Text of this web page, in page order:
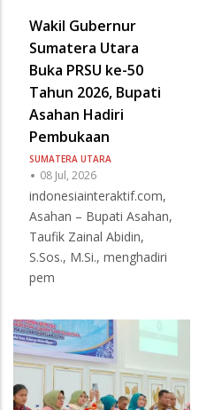
Wakil Gubernur
Sumatera Utara
Buka PRSU ke-50
Tahun 2026, Bupati
Asahan Hadiri
Pembukaan
SUMATERA UTARA
08 Jul, 2026
indonesiainteraktif.com,
Asahan – Bupati Asahan,
Taufik Zainal Abidin,
S.Sos., M.Si., menghadiri
pem